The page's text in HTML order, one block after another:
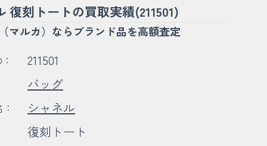
復刻トートの買取実績(211501)
マルカ）ならブランド品を高額査定
211501
バッグ
シャネル
復刻トート